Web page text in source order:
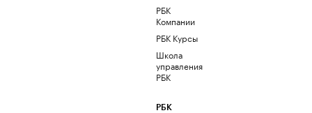
РБК
Компании
РБК Курсы
Школа
управления
РБК
РБК